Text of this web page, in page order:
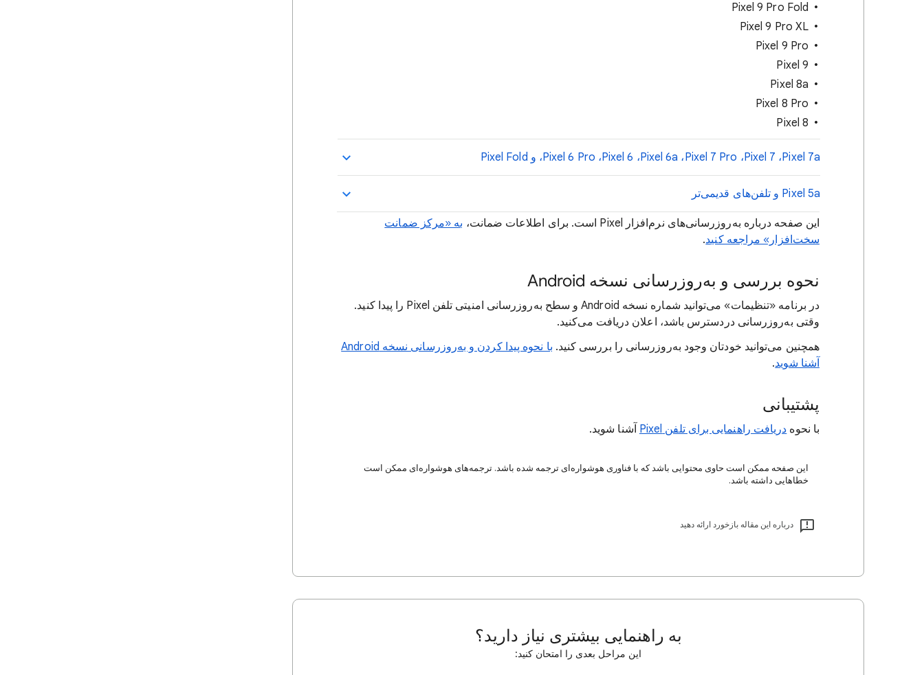
Pixel 9 Pro Fold
Pixel 9 Pro XL
Pixel 9 Pro
Pixel 9
Pixel 8a
Pixel 8 Pro
Pixel 8
‫Pixel 7a،‏ Pixel 7،‏ Pixel 7 Pro،‏ Pixel 6a،‏ Pixel 6،‏ Pixel 6 Pro، و Pixel Fold
‫Pixel 5a و تلفن‌های قدیمی‌تر
این صفحه درباره به‌روزرسانی‌های نرم‌افزار Pixel است. برای اطلاعات ضمانت،
به «مرکز ضمانت
سخت‌افزار» مراجعه کنید.
نحوه بررسی و به‌روزرسانی نسخه Android
در برنامه «تنظیمات» می‌توانید شماره نسخه Android و سطح به‌روزرسانی امنیتی تلفن Pixel را پیدا کنید.
وقتی به‌روزرسانی دردسترس باشد، اعلان دریافت می‌کنید.
همچنین می‌توانید خودتان وجود به‌روزرسانی را بررسی کنید.
با نحوه پیدا کردن و به‌روزرسانی نسخه Android
آشنا شوید.
پشتیبانی
با نحوه دریافت راهنمایی برای تلفن Pixel آشنا شوید.
این صفحه ممکن است حاوی محتوایی باشد که با فناوری هوشواره‌ای ترجمه شده باشد. ترجمه‌های هوشواره‌ای ممکن است
خطاهایی داشته باشد.
درباره این مقاله بازخورد ارائه دهید
به راهنمایی بیشتری نیاز دارید؟
این مراحل بعدی را امتحان کنید: